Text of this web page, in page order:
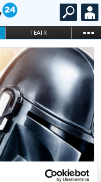
TEATR ...
STAND-UP